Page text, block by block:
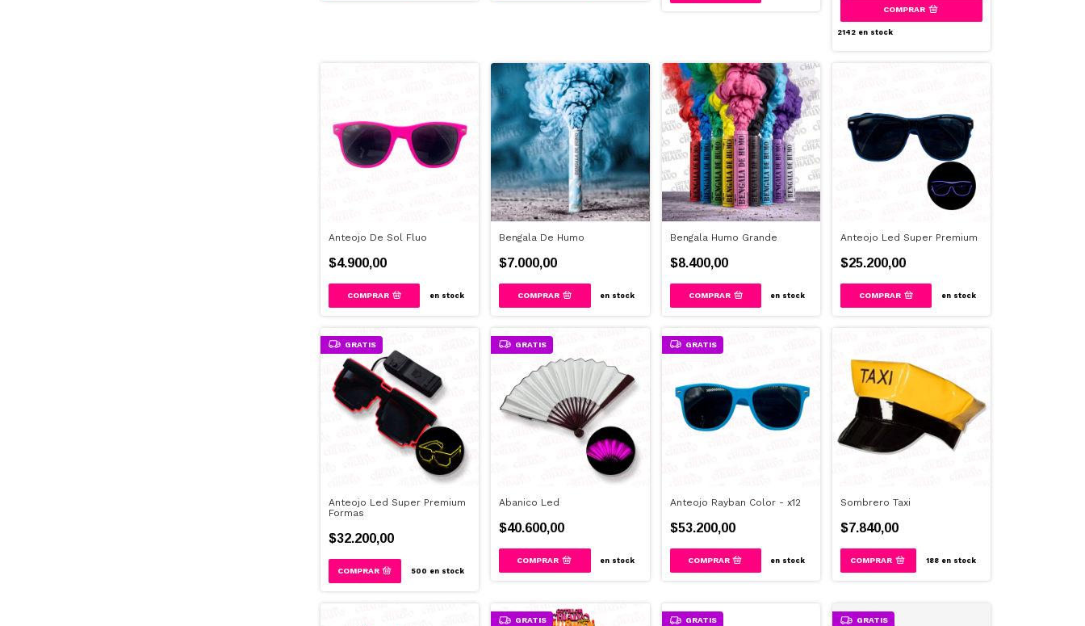
2142 en stock
Anteojo De Sol Fluo
$4.900,00
COMPRAR en stock
Bengala De Humo
$7.000,00
COMPRAR en stock
Bengala Humo Grande
$8.400,00
COMPRAR en stock
Anteojo Led Super Premium
$25.200,00
COMPRAR en stock
GRATIS
Anteojo Led Super Premium
Formas
$32.200,00
500 en stock
GRATIS
Abanico Led
$40.600,00
en stock
GRATIS
Anteojo Rayban Color - x12
$53.200,00
en stock
Sombrero Taxi
$7.840,00
188en stock
GRATIS GRATIS GRATIS